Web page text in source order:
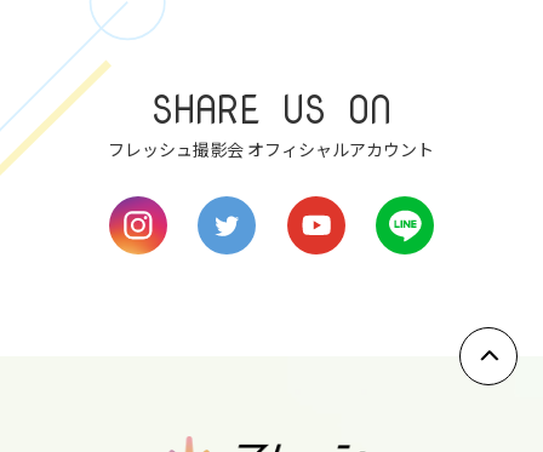
7
sat
SHARE US ON
フレッシュ撮影会 オフィシャルアカウント